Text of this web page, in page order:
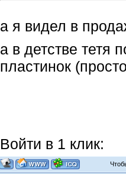
а я видел в
а в детстве тетя
пластинок
Войти в 1 клик: